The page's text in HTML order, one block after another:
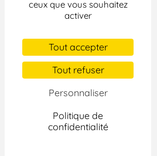
ceux que vous souhaitez
activer
Tout accepter
Tout refuser
Personnaliser
Politique de
confidentialité